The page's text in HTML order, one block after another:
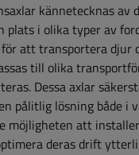
kännetecknas av
plats i olika typer av
för att transportera djur
till olika
Dessa axlar
pålitlig lösning både i
möjligheten att
deras drift